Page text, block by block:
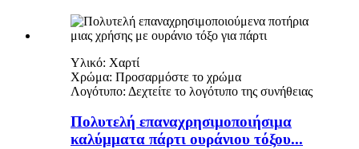
Υλικό: Χαρτί
Χρώμα: Προσαρμόστε το χρώμα
Λογότυπο: Δεχτείτε το λογότυπο της συνήθειας
Πολυτελή επαναχρησιμοποιήσιμα
καλύμματα πάρτι ουράνιου τόξου...